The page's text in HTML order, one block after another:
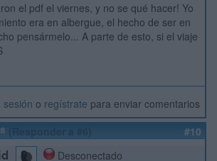
el pdf el viernes, y no se qué hacer! Yo
era en albergue, el hecho de ser en
pensármelo... A parte de esto, si el viaje
sesión o regístrate para enviar comentarios
#10
Desconectado